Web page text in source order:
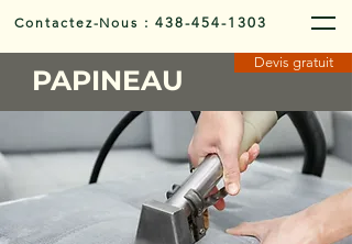
Contactez-Nous :438-454-1303
PAPINEAU
Devis gratuit